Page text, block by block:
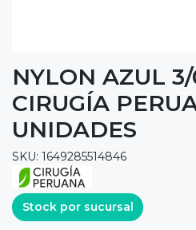
NYLON AZUL
CIRUGÍA
UNIDADES
SKU: 1649285514846
Stock por sucursal